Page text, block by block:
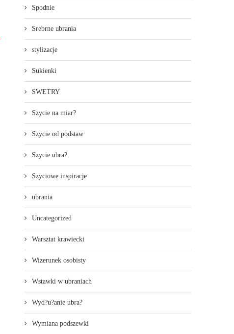
Spodnie
Srebrne ubrania
stylizacje
Sukienki
SWETRY
Szycie na miar?
Szycie od podstaw
Szycie ubra?
Szyciowe inspiracje
ubrania
Uncategorized
Warsztat krawiecki
Wizerunek osobisty
Wstawki w ubraniach
Wyd?u?anie ubra?
Wymiana podszewki